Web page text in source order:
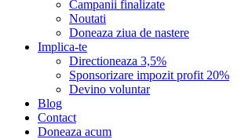
Campanii finalizate
Noutati
Doneaza ziua de nastere
Implica-te
Directioneaza 3,5%
Sponsorizare impozit profit 20%
Devino voluntar
Blog
Contact
Doneaza acum